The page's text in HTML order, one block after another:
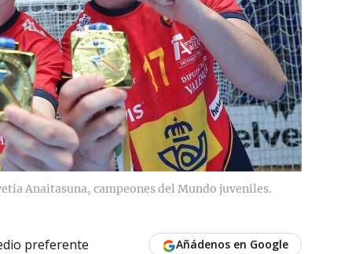
Anaitasuna, campeones del Mundo juveniles.
preferente Añádenos en Google